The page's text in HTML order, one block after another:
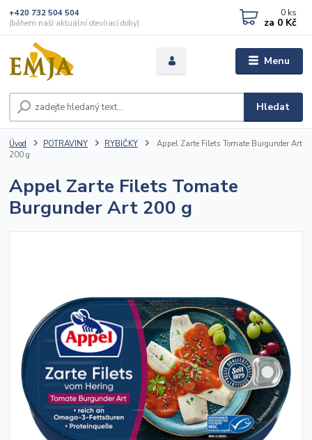
Menu
Hledat
+420 732 504 504
(během naší aktuální otevírací doby)
0 ks
za 0 Kč
Úvod POTRAVINY RYBIČKY
Appel Zarte Filets Tomate Burgunder Art
200 g
Appel Zarte Filets Tomate
Burgunder Art 200 g